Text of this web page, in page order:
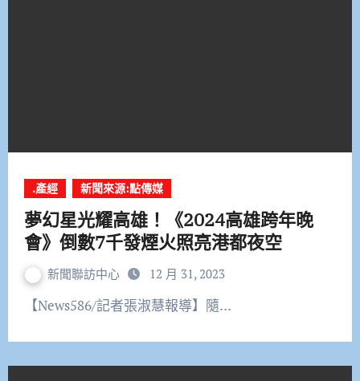
.產經 新聞來源:點傳媒
夢幻星光耀高雄！《2024高雄跨年晚
會》倒數7千發煙火照亮港都夜空
新聞聯訪中心 12 月 31, 2023
【News586/記者張淑慧報導】隨…